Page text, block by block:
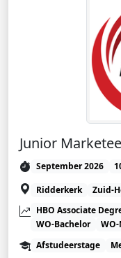
Junior
September 2026
Ridderkerk
Zuid-
HBO Associate
WO-Bachelor
Afstudeerstage